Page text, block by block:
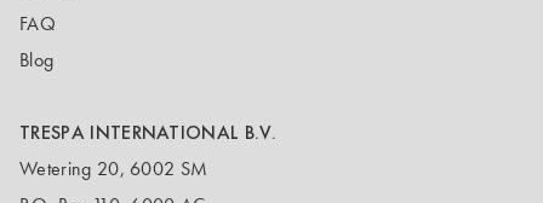
FAQ
Blog
TRESPA INTERNATIONAL B.V.
Wetering 20, 6002 SM